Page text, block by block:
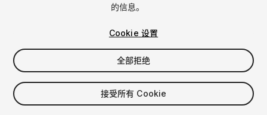
$30
的信息。
Cookie 设置
全部拒绝
接受所有 Cookie